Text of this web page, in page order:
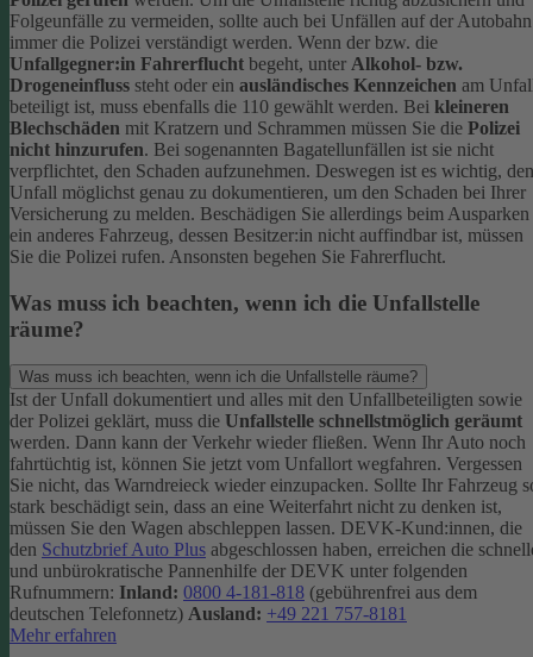
Folgeunfälle zu vermeiden, sollte auch bei Unfällen auf der Autobahn
immer die Polizei verständigt werden. Wenn der bzw. die
Unfallgegner:in Fahrerflucht begeht, unter Alkohol- bzw.
Drogeneinfluss steht oder ein ausländisches Kennzeichen am
beteiligt ist, muss ebenfalls die 110 gewählt werden. Bei kleineren
Blechschäden mit Kratzern und Schrammen müssen Sie die Polizei
nicht hinzurufen. Bei sogenannten Bagatellunfällen ist sie nicht
verpflichtet, den Schaden aufzunehmen. Deswegen ist es wichtig, den
Unfall möglichst genau zu dokumentieren, um den Schaden bei Ihrer
Versicherung zu melden. Beschädigen Sie allerdings beim Ausparken
ein anderes Fahrzeug, dessen Besitzer:in nicht auffindbar ist, müssen
Sie die Polizei rufen. Ansonsten begehen Sie Fahrerflucht.
Was muss ich beachten, wenn ich die Unfallstelle
räume?
Was muss ich beachten, wenn ich die Unfallstelle räume?
Ist der Unfall dokumentiert und alles mit den Unfallbeteiligten sowie
der Polizei geklärt, muss die Unfallstelle schnellstmöglich geräumt
werden. Dann kann der Verkehr wieder fließen. Wenn Ihr Auto noch
fahrtüchtig ist, können Sie jetzt vom Unfallort wegfahren. Vergessen
Sie nicht, das Warndreieck wieder einzupacken. Sollte Ihr Fahrzeug
stark beschädigt sein, dass an eine Weiterfahrt nicht zu denken ist,
müssen Sie den Wagen abschleppen lassen. DEVK-Kund:innen, die
den Schutzbrief Auto Plus abgeschlossen haben, erreichen die
und unbürokratische Pannenhilfe der DEVK unter folgenden
Rufnummern: Inland: 0800 4-181-818 (gebührenfrei aus dem
deutschen Telefonnetz) Ausland: +49 221 757-8181
Mehr erfahren